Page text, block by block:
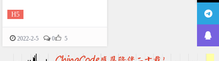
H5
2022-2-5 0 5